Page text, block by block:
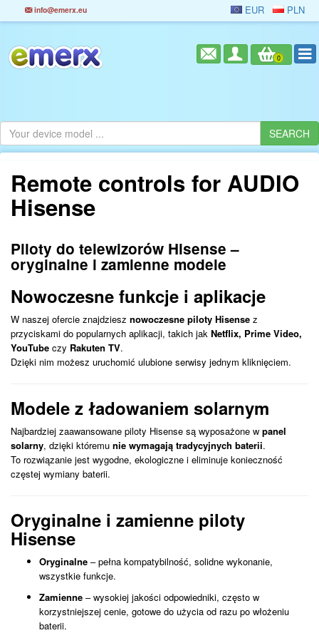
info@emerx.eu EUR PLN
0
Remote controls for AUDIO
Hisense
Piloty do telewizorów Hisense –
oryginalne i zamienne modele
Nowoczesne funkcje i aplikacje
W naszej ofercie znajdziesz nowoczesne piloty Hisense z
przyciskami do popularnych aplikacji, takich jak Netflix, Prime Video,
YouTube czy Rakuten TV.
Dzięki nim możesz uruchomić ulubione serwisy jednym kliknięciem.
Modele z ładowaniem solarnym
Najbardziej zaawansowane piloty Hisense są wyposażone w panel
solarny, dzięki któremu nie wymagają tradycyjnych baterii.
To rozwiązanie jest wygodne, ekologiczne i eliminuje konieczność
częstej wymiany baterii.
Oryginalne i zamienne piloty
Hisense
Oryginalne – pełna kompatybilność, solidne wykonanie,
wszystkie funkcje.
Zamienne – wysokiej jakości odpowiedniki, często w
korzystniejszej cenie, gotowe do użycia od razu po włożeniu
baterii.